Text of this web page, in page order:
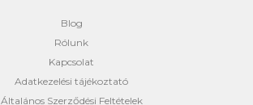
Blog
Rólunk
Kapcsolat
Adatkezelési tájékoztató
Általános Szerződési Feltételek